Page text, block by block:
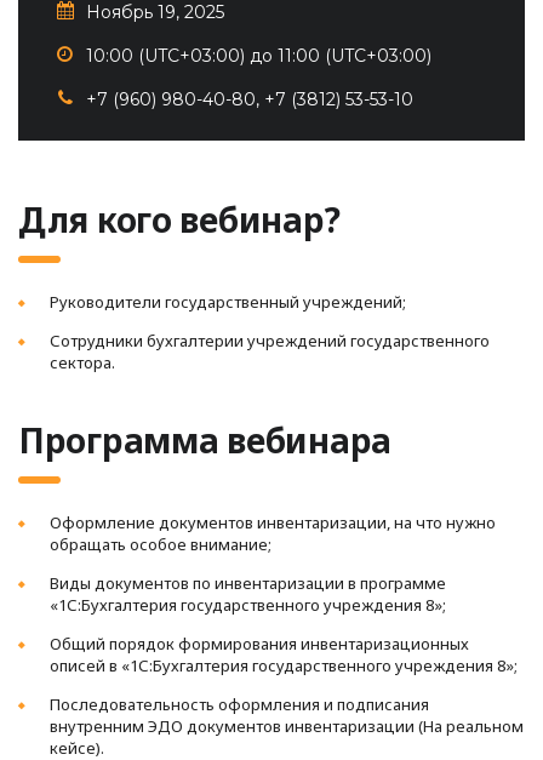
Ноябрь 19, 2025
10:00 (UTC+03:00) до 11:00 (UTC+03:00)
+7 (960) 980-40-80, +7 (3812) 53-53-10
Для кого вебинар?
Руководители государственный учреждений;
Сотрудники бухгалтерии учреждений государственного
сектора.
Программа вебинара
Оформление документов инвентаризации, на что нужно
обращать особое внимание;
Виды документов по инвентаризации в программе
«1С:Бухгалтерия государственного учреждения 8»;
Общий порядок формирования инвентаризационных
описей в «1С:Бухгалтерия государственного учреждения 8»;
Последовательность оформления и подписания
внутренним ЭДО документов инвентаризации (На реальном
кейсе).